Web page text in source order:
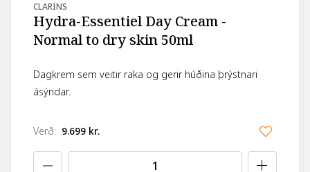
CLARINS
Hydra-Essentiel Day Cream -
Normal to dry skin 50ml
Dagkrem sem veitir raka og gerir húðina þrýstnari
ásýndar.
Verð: 9.699 kr.